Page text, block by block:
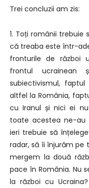
Trei concluzii am zis:
1. Toți românii trebuie
că treaba este într-
fronturile de război
frontul ucrainean
subiectivismul,
altfel la România,
cu Iranul și nici ei
toate acestea ne-au
ieri trebuie să
radar, să îi înjurăm pe
mergem la două
pace în România. Nu
la război cu